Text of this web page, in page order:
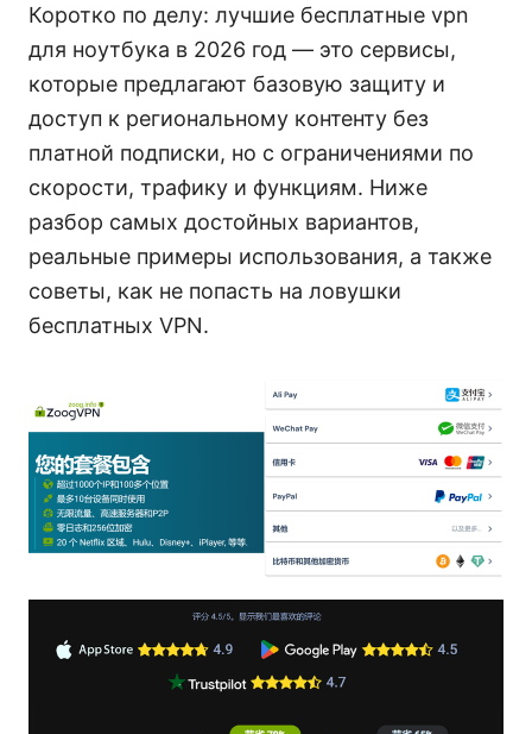
Коротко по делу: лучшие бесплатные vpn
для ноутбука в 2026 год — это сервисы,
которые предлагают базовую защиту и
доступ к региональному контенту без
платной подписки, но с ограничениями по
скорости, трафику и функциям. Ниже
разбор самых достойных вариантов,
реальные примеры использования, а также
советы, как не попасть на ловушки
бесплатных VPN.